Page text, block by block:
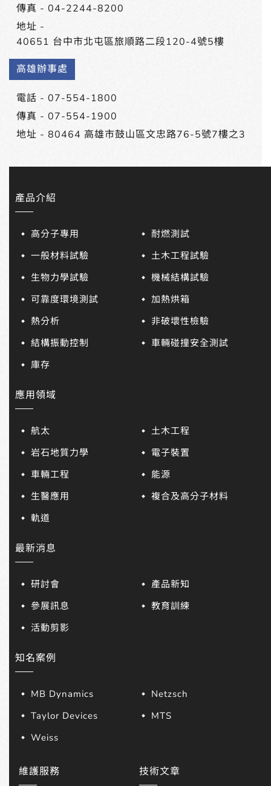
傳真 - 04-2244-8200
地址 -
40651 台中市北屯區旅順路二段120-4號5樓
高雄辦事處
電話 - 07-554-1800
傳真 - 07-554-1900
地址 - 80464 高雄市鼓山區文忠路76-5號7樓之3
產品介紹
高分子專用
耐燃測試
一般材料試驗
土木工程試驗
生物力學試驗
機械結構試驗
可靠度環境測試
加熱烘箱
熱分析
非破壞性檢驗
結構振動控制
車輛碰撞安全測試
庫存
應用領域
航太
土木工程
岩石地質力學
電子裝置
車輛工程
能源
生醫應用
複合及高分子材料
軌道
最新消息
研討會
產品新知
參展訊息
教育訓練
活動剪影
知名案例
MB Dynamics
Netzsch
Taylor Devices
MTS
Weiss
維護服務 技術文章